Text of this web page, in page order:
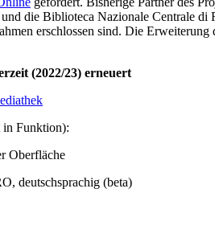
die Biblioteca Nazionale Centrale di
erschlossen sind. Die Erweiterung
(2022/23) erneuert
in Funktion):
Oberfläche
deutschsprachig (beta)